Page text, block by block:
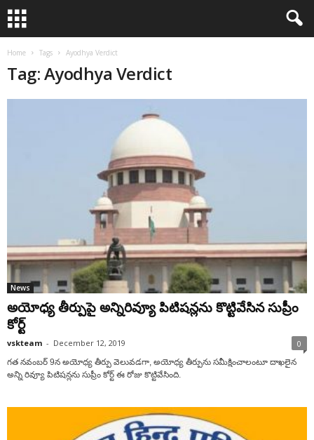
Home Tags Ayodhya Verdict
Tag: Ayodhya Verdict
News
అయోధ్య తీర్పుపై అన్నిరివ్యూ పిటిషన్లను కొట్టివేసిన సుప్రీం
కోర్ట్
vskteam - December 12, 2019 0
గత నవంబర్ 9న అయోధ్య తీర్పు వెలువడగా, అయోధ్య తీర్పును సమీక్షించాలంటూ దాఖలైన
అన్ని రివ్యూ పిటిషన్లను సుప్రీం కోర్ట్ ఈ రోజు కొట్టివేసింది.